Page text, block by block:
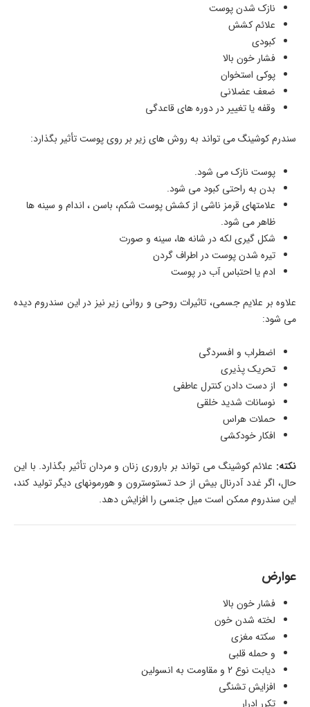
نازک شدن پوست
علائم کشش
کبودی
فشار خون بالا
پوکی استخوان
ضعف عضلانی
وقفه یا تغییر در دوره های قاعدگی
سندرم کوشینگ می تواند به روش های زیر بر روی پوست تأثیر بگذارد:
پوست نازک می شود.
بدن به راحتی کبود می شود.
علامتهای قرمز ناشی از کشش پوست شکم، باسن ، اندام و سینه ها
ظاهر می شود.
شکل گیری لکه در شانه ها، سینه و صورت
تیره شدن پوست در اطراف گردن
ادم یا احتباس آب در پوست
علاوه بر علایم جسمی، تاثیرات روحی و روانی زیر نیز در این سندروم دیده
می شود:
اضطراب و افسردگی
تحریک پذیری
از دست دادن کنترل عاطفی
نوسانات شدید خلقی
حملات هراس
افکار خودکشی
نکته: علائم کوشینگ می تواند بر باروری زنان و مردان تأثیر بگذارد. با این
حال، اگر غدد آدرنال بیش از حد تستوسترون و هورمونهای دیگر تولید کند،
این سندروم ممکن است میل جنسی را افزایش دهد.
عوارض
فشار خون بالا
لخته شدن خون
سکته مغزی
و حمله قلبی
دیابت نوع 2 و مقاومت به انسولین
افزایش تشنگی
تکرر ادرار